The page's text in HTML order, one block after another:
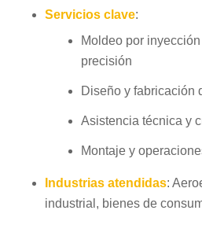
Servicios clave:
Moldeo por
precisión
Diseño y fabricación
Asistencia técnica y
Montaje y
Industrias atendidas:
industrial, bienes de